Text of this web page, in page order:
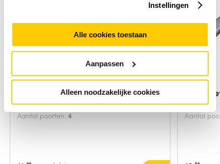
Instellingen
Alle cookies toestaan
Aanpassen
Alleen noodzakelijke cookies
ACT USB hub 4 poorts USB-A,
flexibel
Aantal poorten: 4
i-tec
+ 3x
Aantal